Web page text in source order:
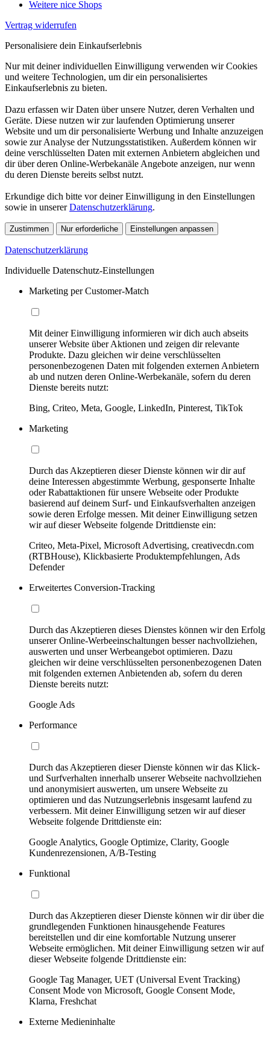
Weitere nice Shops
Vertrag widerrufen
Personalisiere dein Einkaufserlebnis
Nur mit deiner individuellen Einwilligung verwenden wir Cookies
und weitere Technologien, um dir ein personalisiertes
Einkaufserlebnis zu bieten.
Dazu erfassen wir Daten über unsere Nutzer, deren Verhalten und
Geräte. Diese nutzen wir zur laufenden Optimierung unserer
Website und um dir personalisierte Werbung und Inhalte anzuzeigen
sowie zur Analyse der Nutzungsstatistiken. Außerdem können wir
deine verschlüsselten Daten mit externen Anbietern abgleichen und
dir über deren Online-Werbekanäle Angebote anzeigen, nur wenn
du deren Dienste bereits selbst nutzt.
Erkundige dich bitte vor deiner Einwilligung in den Einstellungen
sowie in unsererDatenschutzerklärung.
Zustimmen Nur erforderliche Einstellungen anpassen
Datenschutzerklärung
Individuelle Datenschutz-Einstellungen
Marketing per Customer-Match
Mit deiner Einwilligung informieren wir dich auch abseits
unserer Website über Aktionen und zeigen dir relevante
Produkte. Dazu gleichen wir deine verschlüsselten
personenbezogenen Daten mit folgenden externen Anbietern
ab und nutzen deren Online-Werbekanäle, sofern du deren
Dienste bereits nutzt:
Bing, Criteo, Meta, Google, LinkedIn, Pinterest, TikTok
Marketing
Durch das Akzeptieren dieser Dienste können wir dir auf
deine Interessen abgestimmte Werbung, gesponserte Inhalte
oder Rabattaktionen für unsere Webseite oder Produkte
basierend auf deinem Surf- und Einkaufsverhalten anzeigen
sowie deren Erfolge messen. Mit deiner Einwilligung setzen
wir auf dieser Webseite folgende Drittdienste ein:
Criteo, Meta-Pixel, Microsoft Advertising, creativecdn.com
(RTBHouse), Klickbasierte Produktempfehlungen, Ads
Defender
Erweitertes Conversion-Tracking
Durch das Akzeptieren dieses Dienstes können wir den Erfolg
unserer Online-Werbeeinschaltungen besser nachvollziehen,
auswerten und unser Werbeangebot optimieren. Dazu
gleichen wir deine verschlüsselten personenbezogenen Daten
mit folgenden externen Anbietenden ab, sofern du deren
Dienste bereits nutzt:
Google Ads
Performance
Durch das Akzeptieren dieser Dienste können wir das Klick-
und Surfverhalten innerhalb unserer Webseite nachvollziehen
und anonymisiert auswerten, um unsere Webseite zu
optimieren und das Nutzungserlebnis insgesamt laufend zu
verbessern. Mit deiner Einwilligung setzen wir auf dieser
Webseite folgende Drittdienste ein:
Google Analytics, Google Optimize, Clarity, Google
Kundenrezensionen, A/B-Testing
Funktional
Durch das Akzeptieren dieser Dienste können wir dir über die
grundlegenden Funktionen hinausgehende Features
bereitstellen und dir eine komfortable Nutzung unserer
Webseite ermöglichen. Mit deiner Einwilligung setzen wir auf
dieser Webseite folgende Drittdienste ein:
Google Tag Manager, UET (Universal Event Tracking)
Consent Mode von Microsoft, Google Consent Mode,
Klarna, Freshchat
Externe Medieninhalte